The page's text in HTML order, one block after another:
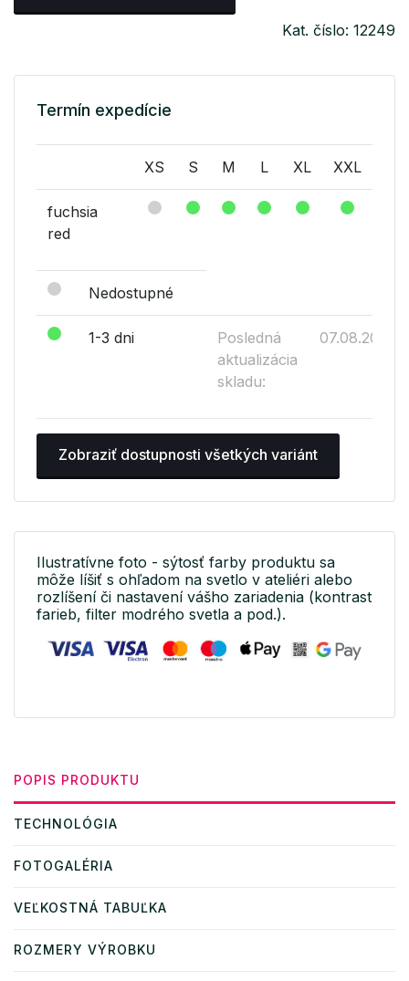
Kat. číslo: 12249
Termín expedície
XS S M L XL XXL
fuchsia
red
Nedostupné
1-3 dni
Posledná
aktualizácia
skladu:
07.08.2026
Zobraziť dostupnosti všetkých variánt
Ilustratívne foto - sýtosť farby produktu sa
môže líšiť s ohľadom na svetlo v ateliéri alebo
rozlíšení či nastavení vášho zariadenia (kontrast
farieb, filter modrého svetla a pod.).
POPIS PRODUKTU
TECHNOLÓGIA
FOTOGALÉRIA
VEĽKOSTNÁ TABUĽKA
ROZMERY VÝROBKU